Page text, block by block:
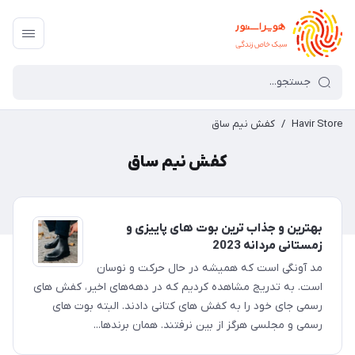
Havir Store
/ کفش نیم ساق
کفش نیم ساق
بهترین و جذاب ترین بوت های پاییزی و
زمستانی مردانه 2023
مد آونگی است که همیشه در حال حرکت و نوسان
است. به تدریج مشاهده کردیم که در دهه‌های اخیر، کفش های
رسمی جای خود را به کفش های کتانی دادند. البته بوت های
رسمی و مجلسی هرگز از بین نرفتند. همان برندها...